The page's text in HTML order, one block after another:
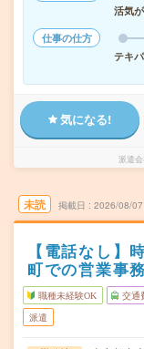
活気
仕事の仕方
テキ
気になる!
派遣会
未読 掲載日 2026/08/07
【電話なし】
町での営業事務
職種未経験OK 交通
派遣